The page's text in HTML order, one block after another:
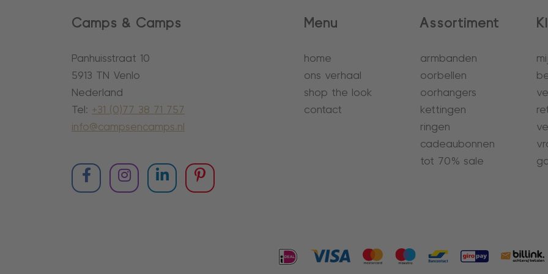
Camps & Camps
Panhuisstraat 10
5913 TN Venlo
Nederland
Tel: +31 (0)77 38 71 757
info@campsencamps.nl
Menu
home
ons verhaal
shop the look
contact
Assortiment
armbanden
oorbellen
oorhangers
kettingen
ringen
cadeaubonnen
tot 70% sale